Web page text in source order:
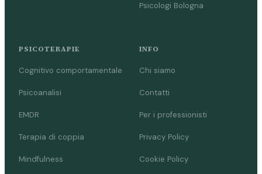
Psicologi Bologna
PSICOTERAPIE
Cognitivo comportamentale
Psicoanalisi
EMDR
Terapia di coppia
Mindfulness
INFO
Chi siamo
Contatti
Per i professionisti
Privacy Policy
Cookie Policy